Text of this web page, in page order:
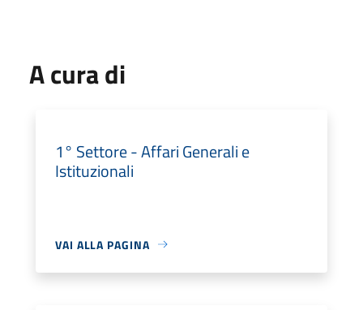
A cura di
1° Settore - Affari Generali e
Istituzionali
VAI ALLA PAGINA